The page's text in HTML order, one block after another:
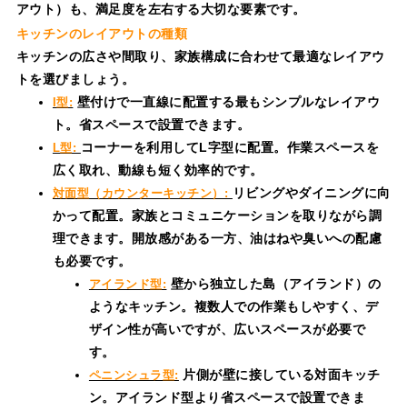
アウト）も、満足度を左右する大切な要素です。
キッチンのレイアウトの種類
キッチンの広さや間取り、家族構成に合わせて最適なレイアウ
トを選びましょう。
I型: 壁付けで一直線に配置する最もシンプルなレイアウ
ト。省スペースで設置できます。
L型: コーナーを利用してL字型に配置。作業スペースを
広く取れ、動線も短く効率的です。
対面型（カウンターキッチン）: リビングやダイニングに向
かって配置。家族とコミュニケーションを取りながら調
理できます。開放感がある一方、油はねや臭いへの配慮
も必要です。
アイランド型: 壁から独立した島（アイランド）の
ようなキッチン。複数人での作業もしやすく、デ
ザイン性が高いですが、広いスペースが必要で
す。
ペニンシュラ型: 片側が壁に接している対面キッチ
ン。アイランド型より省スペースで設置できま